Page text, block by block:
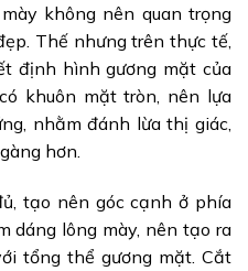
không nên quan trọng
Thế nhưng trên thực tế,
định hình gương mặt của
khuôn mặt tròn, nên lựa
nhằm đánh lừa thị giác,
hơn.
tạo nên góc cạnh ở phía
dáng lông mày, nên tạo ra
tổng thể gương mặt. Cắt